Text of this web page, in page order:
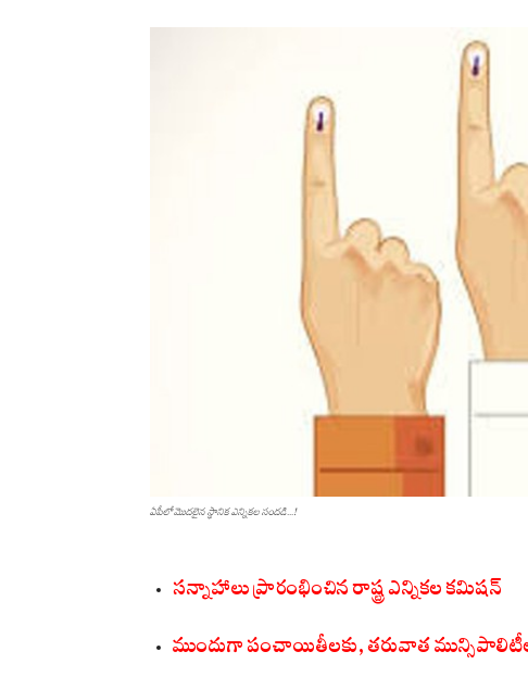
ఏపీలో మొద‌లైన‌ స్థానిక ఎన్నికల సందడి...!
సన్నాహాలు ప్రారంభించిన రాష్ట్ర ఎన్నికల కమిషన్
ముందుగా పంచాయితీలకు, తరువాత